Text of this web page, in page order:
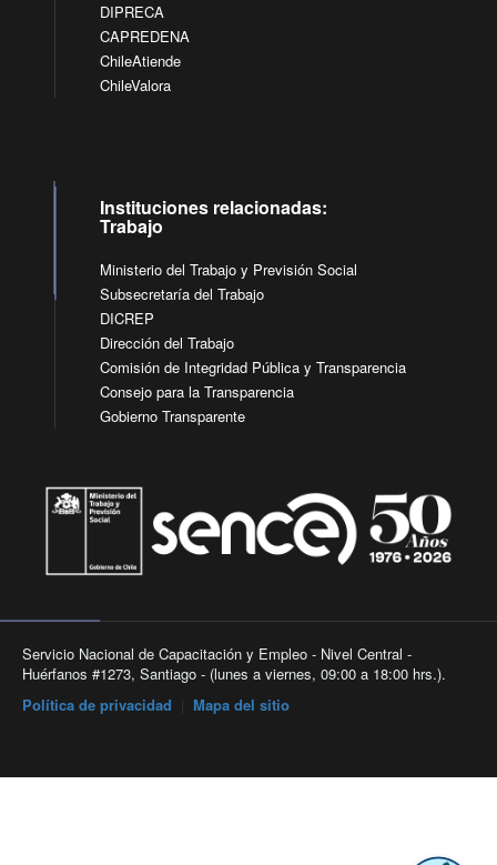
DIPRECA
CAPREDENA
ChileAtiende
ChileValora
Instituciones relacionadas:
Trabajo
Ministerio del Trabajo y Previsión Social
Subsecretaría del Trabajo
DICREP
Dirección del Trabajo
Comisión de Integridad Pública y Transparencia
Consejo para la Transparencia
Gobierno Transparente
Servicio Nacional de Capacitación y Empleo - Nivel Central -
Huérfanos #1273, Santiago - (lunes a viernes, 09:00 a 18:00 hrs.).
Política de privacidad
Mapa del sitio